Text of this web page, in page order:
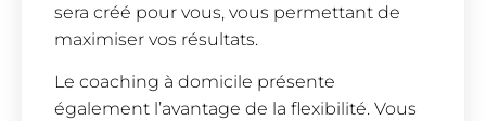
sera créé pour vous, vous permettant de
maximiser vos résultats.
Le coaching à domicile présente
également l’avantage de la flexibilité. Vous